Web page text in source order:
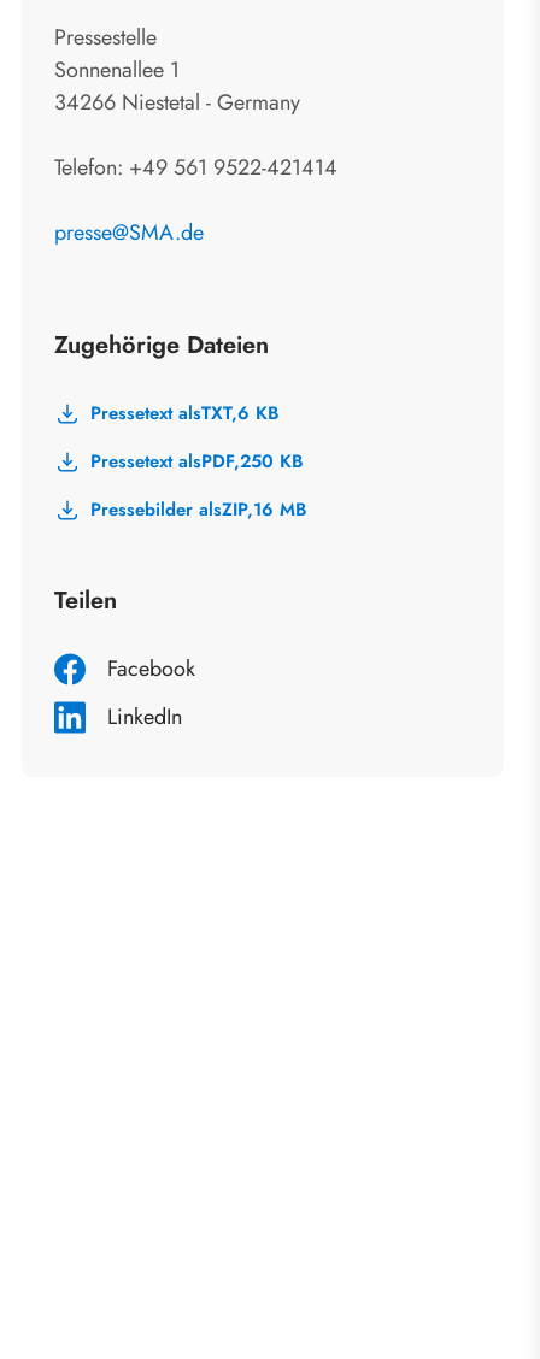
Pressestelle
Sonnenallee 1
34266 Niestetal - Germany
Telefon: +49 561 9522-421414
presse@SMA.de
Zugehörige Dateien
Pressetext alsTXT,6 KB
Pressetext alsPDF,250 KB
Pressebilder alsZIP,16 MB
Teilen
Facebook
LinkedIn